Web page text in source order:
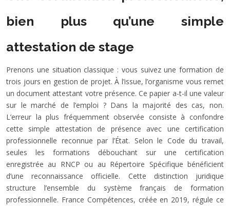
bien plus qu’une simple
attestation de stage
Prenons une situation classique : vous suivez une formation de
trois jours en gestion de projet. À l’issue, l’organisme vous remet
un document attestant votre présence. Ce papier a-t-il une valeur
sur le marché de l’emploi ? Dans la majorité des cas, non.
L’erreur la plus fréquemment observée consiste à confondre
cette simple attestation de présence avec une certification
professionnelle reconnue par l’État. Selon le Code du travail,
seules les formations débouchant sur une certification
enregistrée au RNCP ou au Répertoire Spécifique bénéficient
d’une reconnaissance officielle. Cette distinction juridique
structure l’ensemble du système français de formation
professionnelle. France Compétences, créée en 2019, régule ce